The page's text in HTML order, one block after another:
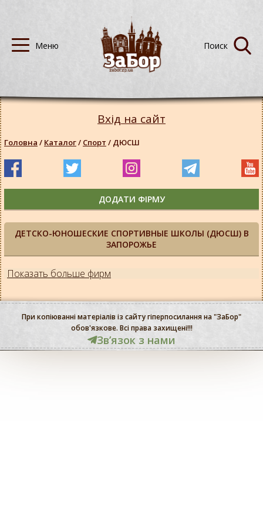
ДЕТСКО-ЮНОШЕСКИЕ СПОРТИВНЫЕ ШКОЛЫ (ДЮСШ) В
ЗАПОРОЖЬЕ
Показать больше фирм
Вхід на сайт
Головна / Каталог/ Спорт / ДЮСШ
ДОДАТИ ФІРМУ
При копіюванні матеріалів із сайту гіперпосилання на "ЗаБор"
обов'язкове. Всі права захищені!!!
Звʼязок з нами